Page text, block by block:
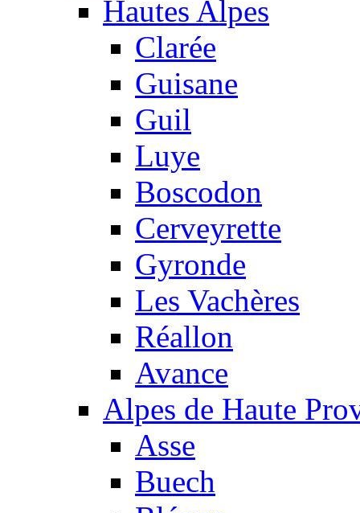
Hautes Alpes
Clarée
Guisane
Guil
Luye
Boscodon
Cerveyrette
Gyronde
Les Vachères
Réallon
Avance
Alpes de Haute
Asse
Buech